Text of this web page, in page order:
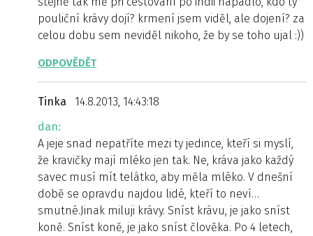
pouliční krávy dojí? krmení jsem viděl, ale dojení? za
celou dobu sem neviděl nikoho, že by se toho ujal :))
ODPOVĚDĚT
Tinka
14.8.2013, 14:43:18
dan:
A jeje snad nepatříte mezi ty jedince, kteří si myslí,
že kravičky mají mléko jen tak. Ne, kráva jako každý
savec musí mít telátko, aby měla mléko. V dnešní
době se opravdu najdou lidé, kteří to neví…
smutné.Jinak miluji krávy. Sníst krávu, je jako sníst
koně. Sníst koně, je jako sníst člověka. Po 4 letech,